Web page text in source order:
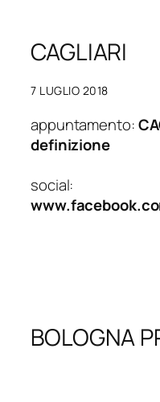
CAGLIARI
7 LUGLIO 2018
appuntamento:
definizione
social:
BOLOGNA